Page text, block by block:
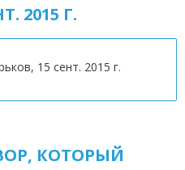
2015 Г.
15 сент. 2015 г.
КОТОРЫЙ